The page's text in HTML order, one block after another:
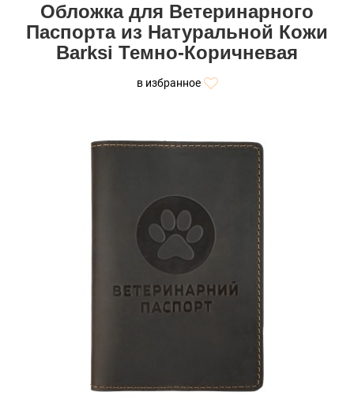
Обложка для Ветеринарного
Паспорта из Натуральной Кожи
Barksi Темно-Коричневая
в избранное